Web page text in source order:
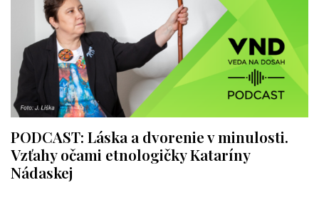
PODCAST: Láska a dvorenie v minulosti.
Vzťahy očami etnologičky Kataríny
Nádaskej